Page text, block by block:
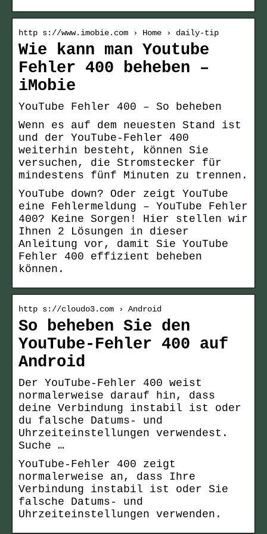
http s://www.imobie.com › Home › daily-tip
Wie kann man Youtube
Fehler 400 beheben –
iMobie
YouTube Fehler 400 – So beheben
Wenn es auf dem neuesten Stand ist
und der YouTube-Fehler 400
weiterhin besteht, können Sie
versuchen, die Stromstecker für
mindestens fünf Minuten zu trennen.
YouTube down? Oder zeigt YouTube
eine Fehlermeldung – YouTube Fehler
400? Keine Sorgen! Hier stellen wir
Ihnen 2 Lösungen in dieser
Anleitung vor, damit Sie YouTube
Fehler 400 effizient beheben
können.
http s://cloudo3.com › Android
So beheben Sie den
YouTube-Fehler 400 auf
Android
Der YouTube-Fehler 400 weist
normalerweise darauf hin, dass
deine Verbindung instabil ist oder
du falsche Datums- und
Uhrzeiteinstellungen verwendest.
Suche …
YouTube-Fehler 400 zeigt
normalerweise an, dass Ihre
Verbindung instabil ist oder Sie
falsche Datums- und
Uhrzeiteinstellungen verwenden.